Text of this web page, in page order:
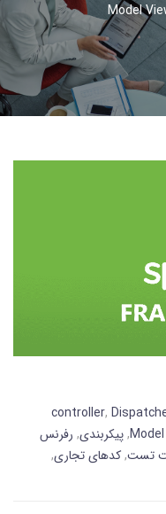
Model
controller,
,پیکربندی, رفرنس
تست,کدهای تجاری,